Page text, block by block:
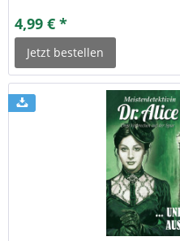
4,99 € *
Jetzt bestellen